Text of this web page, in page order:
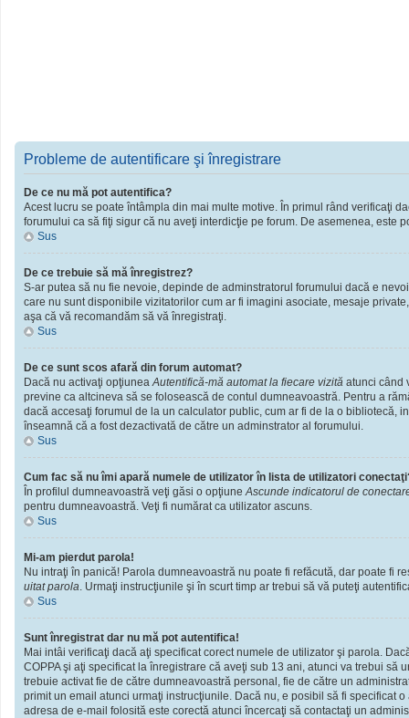
Probleme de autentificare şi înregistrare
De ce nu mă pot autentifica?
Acest lucru se poate întâmpla din mai multe motive. În primul rând verificaţi
forumului ca să fiţi sigur că nu aveţi interdicţie pe forum. De asemenea,
Sus
De ce trebuie să mă înregistrez?
S-ar putea să nu fie nevoie, depinde de adminstratorul forumului dacă e
care nu sunt disponibile vizitatorilor cum ar fi imagini asociate, mesaje
aşa că vă recomandăm să vă înregistraţi.
Sus
De ce sunt scos afară din forum automat?
Dacă nu activaţi opţiuneaAutentifică-mă automat la fiecare vizită atunci când
previne ca altcineva să se folosească de contul dumneavoastră. Pentru a
dacă accesaţi forumul de la un calculator public, cum ar fi de la o bibliotecă,
înseamnă că a fost dezactivată de către un adminstrator al forumului.
Sus
Cum fac să nu îmi apară numele de utilizator în lista de utilizatori
În profilul dumneavoastră veţi găsi o opţiuneAscunde indicatorul de
pentru dumneavoastră. Veţi fi numărat ca utilizator ascuns.
Sus
Mi-am pierdut parola!
Nu intraţi în panică! Parola dumneavoastră nu poate fi refăcută, dar poate fi
uitat parola. Urmaţi instrucţiunile şi în scurt timp ar trebui să vă puteţi
Sus
Sunt înregistrat dar nu mă pot autentifica!
Mai intâi verificaţi dacă aţi specificat corect numele de utilizator şi parola.
COPPA şi aţi specificat la înregistrare că aveţi sub 13 ani, atunci va trebui
trebuie activat fie de către dumneavoastră personal, fie de către un
primit un email atunci urmaţi instrucţiunile. Dacă nu, e posibil să fi specificat
adresa de e-mail folosită este corectă atunci încercaţi să contactaţi un